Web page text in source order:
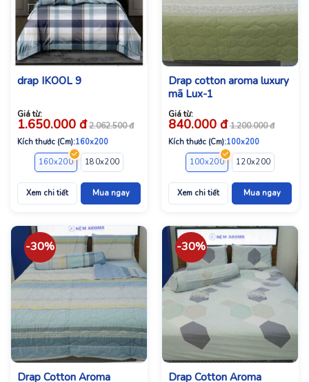
drap IKOOL 9
Giá từ:
1.650.000 đ 2.062.500đ
Kích thước (Cm):160x200
160x200
180x200
Xem chi tiết Mua ngay
Drap cotton aroma luxury
mã Lux-1
Giá từ:
840.000 đ 1.200.000đ
Kích thước (Cm):100x200
100x200
120x200
Xem chi tiết Mua ngay
-30%
Drap Cotton Aroma
-30%
Drap Cotton Aroma